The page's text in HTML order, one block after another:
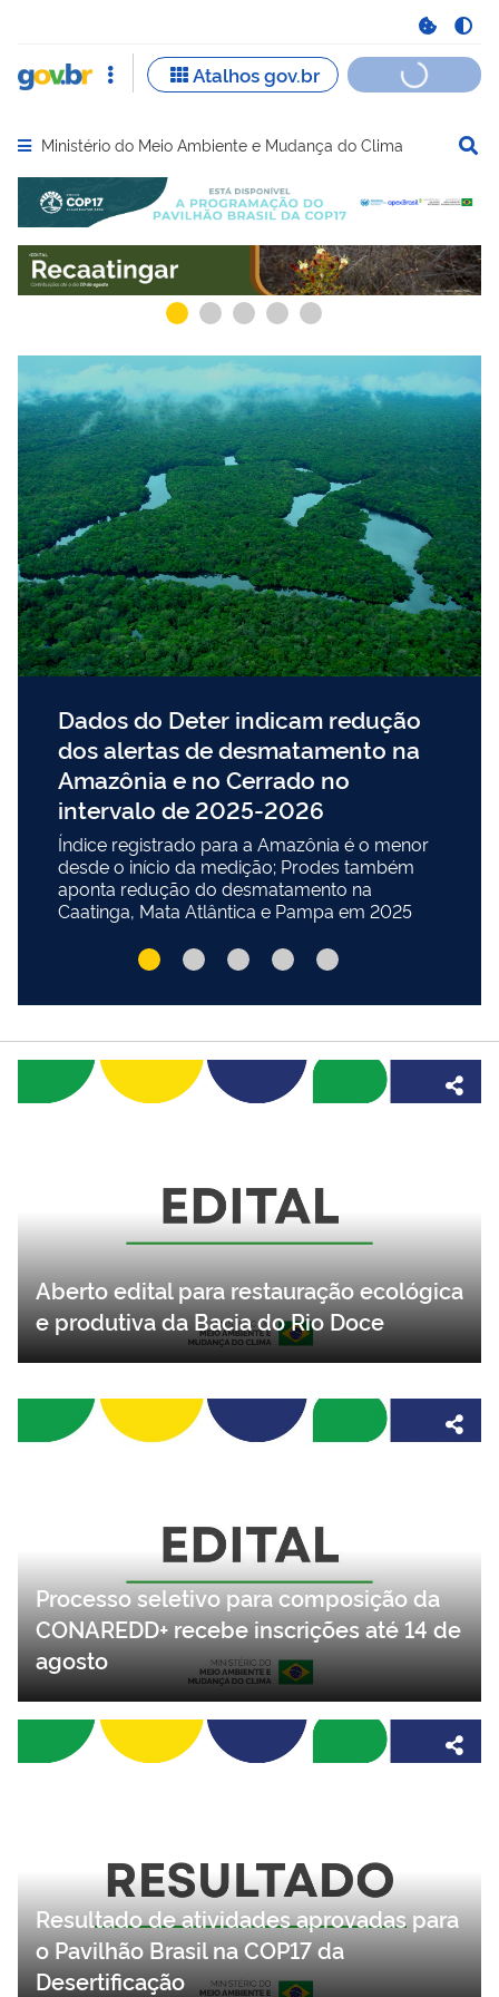
Abrir menu principal de navegação
Ministério do Meio Ambiente e Mudança do Clima
Serviços mais acessados do govbr Serviços
Dados do Deter indicam redução
dos alertas de desmatamento na
Amazônia e no Cerrado no
intervalo de 2025-2026
Índice registrado para a Amazônia é o menor
desde o início da medição; Prodes também
aponta redução do desmatamento na
Caatinga, Mata Atlântica e Pampa em 2025
Aberto edital para restauração ecológica
e produtiva da Bacia do Rio Doce
Processo seletivo para composição da
CONAREDD+ recebe inscrições até 14 de
agosto
Resultado de atividades aprovadas para
o Pavilhão Brasil na COP17 da
Desertificação